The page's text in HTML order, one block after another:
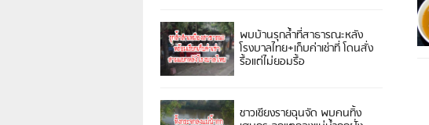
พบบ้านรุกล้ำที่สาธารณะหลัง
โรงบาลไทย+เก็บค่าเช่าที่ โดนสั่ง
รื้อแต่ไม่ยอมรื้อ
ชาวเชียงรายฉุนจัด พบคนทิ้ง